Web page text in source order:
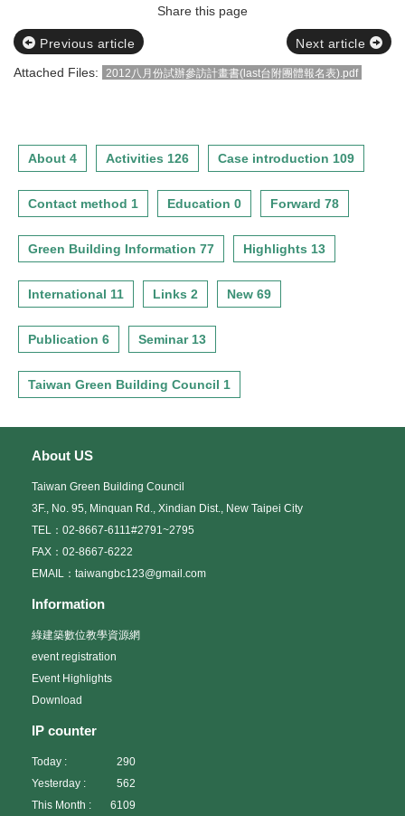
Share this page
Previous article
Next article
Attached Files:
2012八月份試辦參訪計畫書(last台附團體報名表).pdf
About 4 Activities 126 Case introduction 109
Contact method 1 Education 0 Forward 78
Green Building Information 77 Highlights 13
International 11 Links 2 New 69
Publication 6 Seminar 13
Taiwan Green Building Council 1
About US
Taiwan Green Building Council
3F., No. 95, Minquan Rd., Xindian Dist., New Taipei City
TEL：02-8667-6111#2791~2795
FAX：02-8667-6222
EMAIL：taiwangbc123@gmail.com
Information
綠建築數位教學資源網
event registration
Event Highlights
Download
IP counter
Today :
290
Yesterday :
562
This Month :
6109